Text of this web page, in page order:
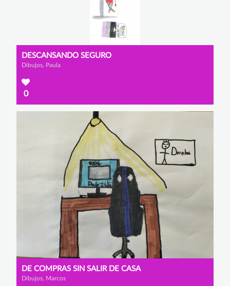
DESCANSANDO SEGURO
Dibujos, Paula
0
DE COMPRAS SIN SALIR DE CASA
Dibujos, Marcos